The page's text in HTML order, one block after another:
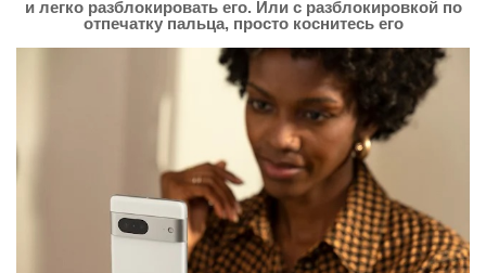
и легко разблокировать его. Или с разблокировкой по
отпечатку пальца, просто коснитесь его